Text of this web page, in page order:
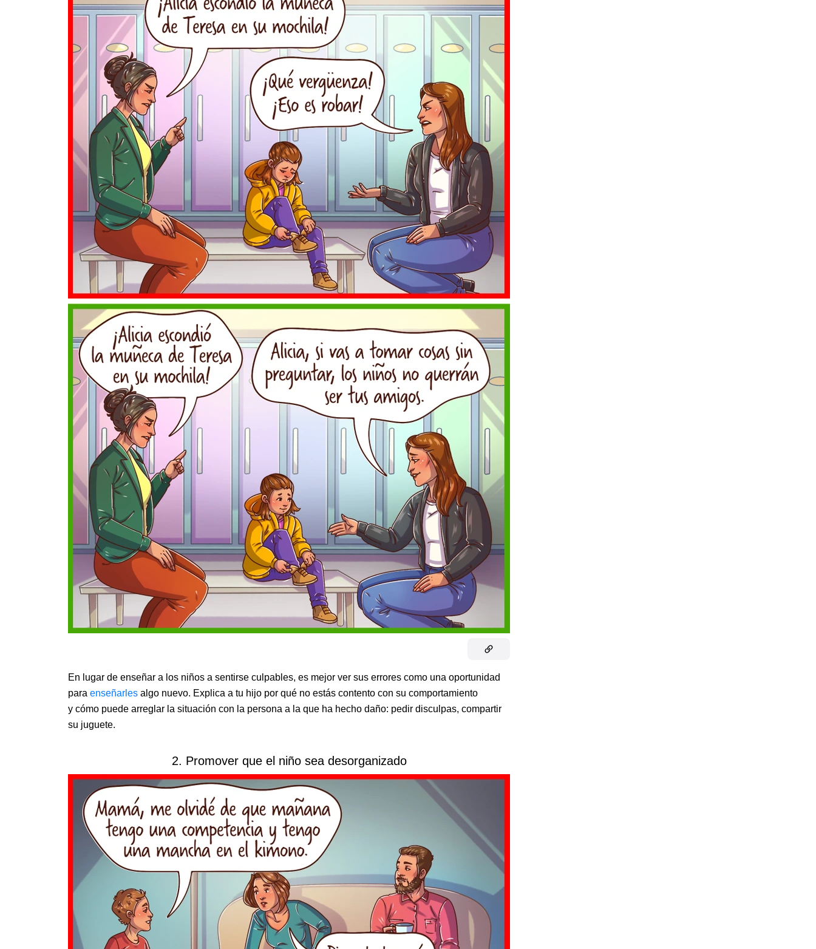
En lugar de enseñar a los niños a sentirse culpables, es mejor ver sus errores como una oportunidad
para enseñarles algo nuevo. Explica a tu hijo por qué no estás contento con su comportamiento
y cómo puede arreglar la situación con la persona a la que ha hecho daño: pedir disculpas, compartir
su juguete.
2. Promover que el niño sea desorganizado